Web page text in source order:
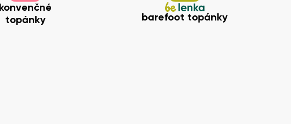
konvenčné
topánky
barefoot topánky